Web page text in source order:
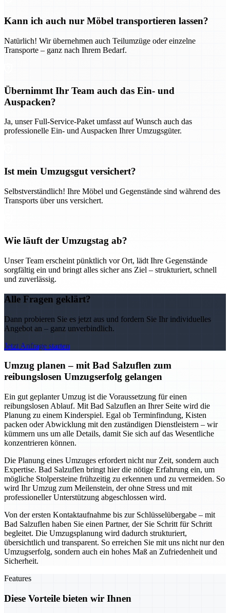
Kann ich auch nur Möbel transportieren lassen?
Natürlich! Wir übernehmen auch Teilumzüge oder einzelne
Transporte – ganz nach Ihrem Bedarf.
Übernimmt Ihr Team auch das Ein- und
Auspacken?
Ja, unser Full-Service-Paket umfasst auf Wunsch auch das
professionelle Ein- und Auspacken Ihrer Umzugsgüter.
Ist mein Umzugsgut versichert?
Selbstverständlich! Ihre Möbel und Gegenstände sind während des
Transports über uns versichert.
Wie läuft der Umzugstag ab?
Unser Team erscheint pünktlich vor Ort, lädt Ihre Gegenstände
sorgfältig ein und bringt alles sicher ans Ziel – strukturiert, schnell
und zuverlässig.
Alle Fragen geklärt?
Dann probieren Sie es jetzt aus und fordern Sie Ihr individuelles
Angebot an – ganz unverbindlich.
Jetzt Anfrage starten
Umzug planen – mit Bad Salzuflen zum
reibungslosen Umzugserfolg gelangen
Ein gut geplanter Umzug ist die Voraussetzung für einen
reibungslosen Ablauf. Mit Bad Salzuflen an Ihrer Seite wird die
Planung zu einem Kinderspiel. Egal ob Terminfindung, Kisten
packen oder Abwicklung mit den zuständigen Dienstleistern – wir
kümmern uns um alle Details, damit Sie sich auf das Wesentliche
konzentrieren können.
Die Planung eines Umzuges erfordert nicht nur Zeit, sondern auch
Expertise. Bad Salzuflen bringt hier die nötige Erfahrung ein, um
mögliche Stolpersteine frühzeitig zu erkennen und zu vermeiden. So
wird Ihr Umzug zum Meilenstein, der ohne Stress und mit
professioneller Unterstützung abgeschlossen wird.
Von der ersten Kontaktaufnahme bis zur Schlüsselübergabe – mit
Bad Salzuflen haben Sie einen Partner, der Sie Schritt für Schritt
begleitet. Die Umzugsplanung wird dadurch strukturiert,
übersichtlich und transparent. So erreichen Sie mit uns nicht nur den
Umzugserfolg, sondern auch ein hohes Maß an Zufriedenheit und
Sicherheit.
Features
Diese Vorteile bieten wir Ihnen